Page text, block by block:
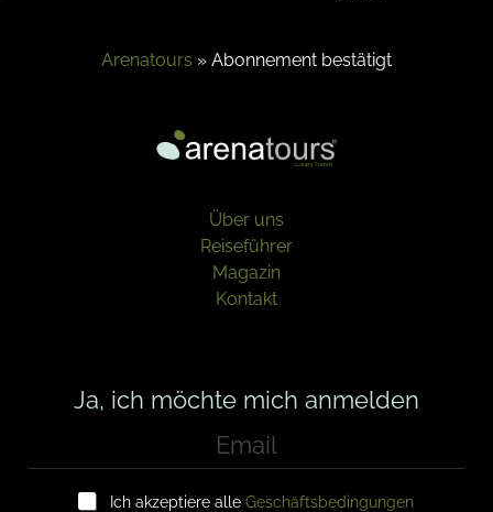
Arenatours » Abonnement bestätigt
Über uns
Reiseführer
Magazin
Kontakt
Ja, ich möchte mich anmelden
a
Ich akzeptiere alle Geschäftsbedingungen